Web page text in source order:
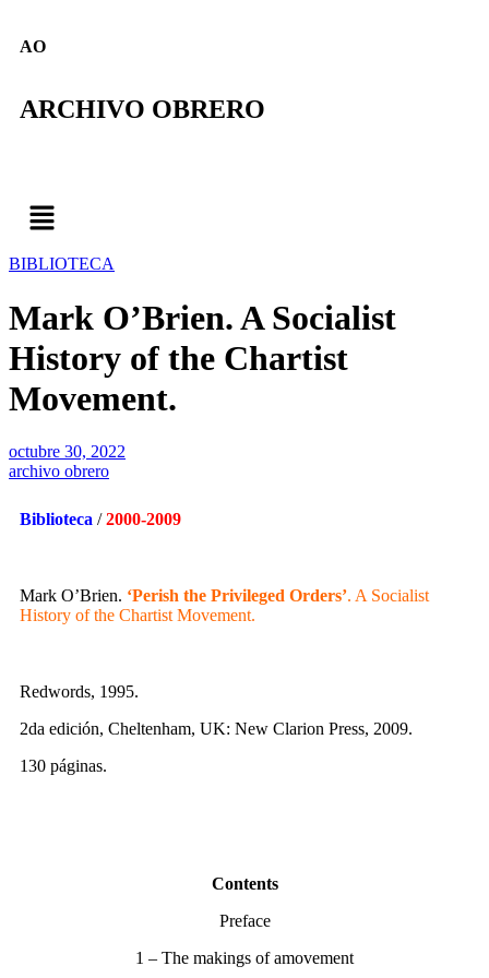
AO
ARCHIVO OBRERO
BIBLIOTECA
Mark O’Brien. A Socialist
History of the Chartist
Movement.
octubre 30, 2022
archivo obrero
Biblioteca /2000-2009
Mark O’Brien. ‘Perish the Privileged Orders’. A Socialist
History of the Chartist Movement.
Redwords, 1995.
2da edición, Cheltenham, UK: New Clarion Press, 2009.
130 páginas.
Contents
Preface
1 – The makings of amovement